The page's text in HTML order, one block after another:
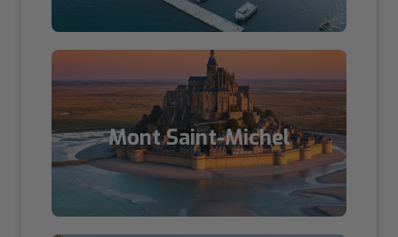
Mont Saint-Michel